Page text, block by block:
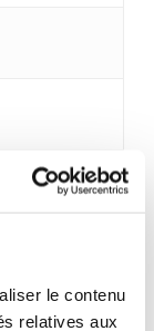
le contenu
relatives aux